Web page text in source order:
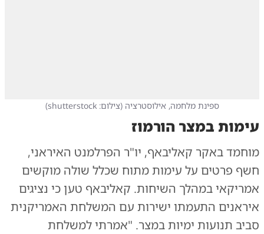
ספינת מלחמה, אילוסטרציה (צילום: shutterstock )
עימות במצר הורמוז
מוחמד באקר קאליבאף, יו"ר הפרלמנט האיראני,
חשף פרטים על עימות מתוח שכלל שולה מוקשים
אמריקאי במהלך השיחות. קאליבאף טען כי נציגים
איראנים התעמתו ישירות עם המשלחת האמריקנית
סביב תנועות ימיות במצר. "אמרתי למשלחת